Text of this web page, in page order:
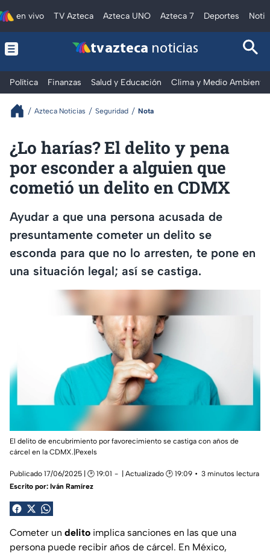
en vivo TV Azteca Azteca UNO Azteca 7 Deportes
tv azteca noticias
Política Finanzas Salud y Educación Clima y Medio Ambiente
Azteca Noticias Seguridad Nota
¿Lo harías? El delito y pena
por esconder a alguien que
cometió un delito en CDMX
Ayudar a que una persona acusada de
presuntamente cometer un delito se
esconda para que no lo arresten, te pone en
una situación legal; así se castiga.
El delito de encubrimiento por favorecimiento se castiga con años de
cárcel en la CDMX.|Pexels
Publicado 17/06/2025 | 🕑 19:01 | Actualizado 🕑 19:09
3 minutos lectura
Escrito por: Iván Ramírez
Cometer un delito implica sanciones en las que una
persona puede recibir años de cárcel. En México,